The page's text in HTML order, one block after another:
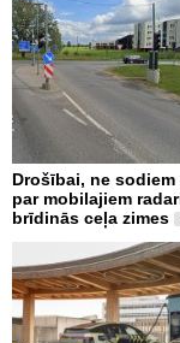
Drošībai, ne
par mobilajiem
brīdinās ceļa zimes